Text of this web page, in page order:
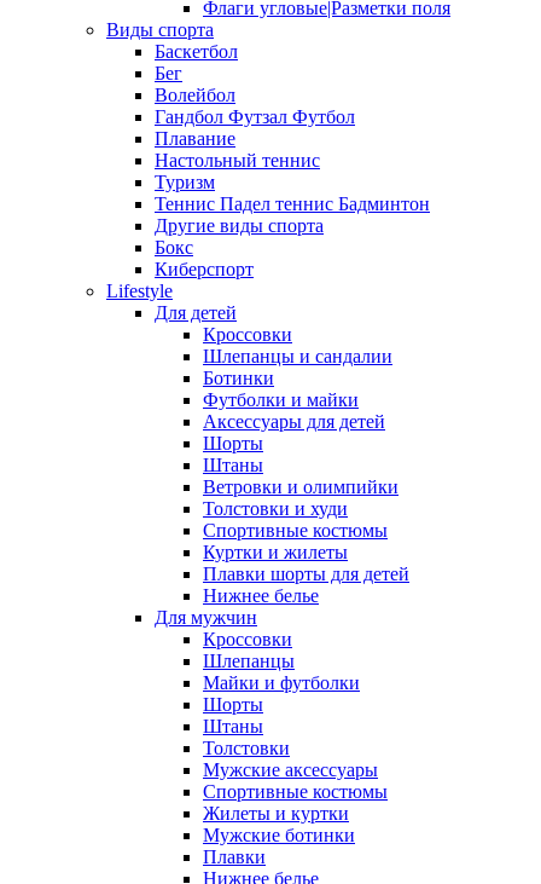
Флаги угловые|Разметки поля
Виды спорта
Баскетбол
Бег
Волейбол
Гандбол Футзал Футбол
Плавание
Настольный теннис
Туризм
Теннис Падел теннис Бадминтон
Другие виды спорта
Бокс
Киберспорт
Lifestyle
Для детей
Кроссовки
Шлепанцы и сандалии
Ботинки
Футболки и майки
Аксессуары для детей
Шорты
Штаны
Ветровки и олимпийки
Толстовки и худи
Спортивные костюмы
Куртки и жилеты
Плавки шорты для детей
Нижнее белье
Для мужчин
Кроссовки
Шлепанцы
Майки и футболки
Шорты
Штаны
Толстовки
Мужские аксессуары
Спортивные костюмы
Жилеты и куртки
Мужские ботинки
Плавки
Нижнее белье